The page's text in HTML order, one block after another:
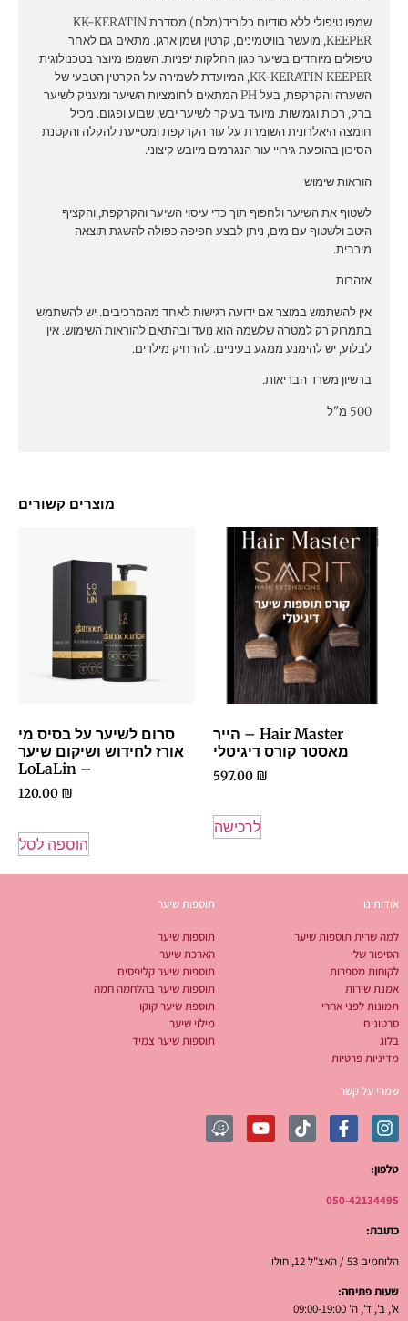
מוצרים קשורים
Hair Master – הייר
מאסטר קורס דיגיטלי
597.00 ₪
לרכישה
סרום לשיער על בסיס מי
אורז לחידוש ושיקום שיער
– LoLaLin
120.00 ₪
הוספה לסל
שמפו טיפולי ללא סודיום כלוריד(מלח) מסדרת KK-KERATIN
KEEPER, מועשר בוויטמינים, קרטין ושמן ארגן. מתאים גם לאחר
טיפולים מיוחדים בשיער כגון החלקות יפניות. השמפו מיוצר בטכנולוגית
KK-KERATIN KEEPER, המיועדת לשמירה על הקרטין הטבעי של
השערה והקרקפת, בעל PH המתאים לחומציות השיער ומעניק לשיער
ברק, רכות וגמישות. מיועד בעיקר לשיער יבש, שבוע ופגום. מכיל
חומצה היאלרונית השומרת על עור הקרקפת ומסייעת להקלה והקטנת
הסיכון בהופעת גירויי עור הנגרמים מיובש קיצוני.
הוראות שימוש
לשטוף את השיער ולחפוף תוך כדי עיסוי השיער והקרקפת, והקציף
היטב ולשטוף עם מים, ניתן לבצע חפיפה כפולה להשגת תוצאה
מירבית.
אזהרות
אין להשתמש במוצר אם ידועה רגישות לאחד מהמרכיבים. יש להשתמש
בתמרוק רק למטרה שלשמה הוא נועד ובהתאם להוראות השימוש. אין
לבלוע, יש להימנע ממגע בעיניים. להרחיק מילדים.
ברשיון משרד הבריאות.
500 מ"ל
אודותינו
למה שרית תוספות שיער
הסיפור שלי
לקוחות מספרות
אמנת שירות
תמונות לפני אחרי
סרטונים
בלוג
מדיניות פרטיות
תוספות שיער
תוספות שיער
הארכת שיער
תוספות שיער קליפסים
תוספות שיער בהלחמה חמה
תוספת שיער קוקו
מילוי שיער
תוספות שיער צמיד
שמרי על קשר
טלפון:
050-42134495
כתובת:
הלוחמים 53 / האצ"ל 12, חולון
שעות פתיחה:
א', ב', ד', ה' 09:00-19:00